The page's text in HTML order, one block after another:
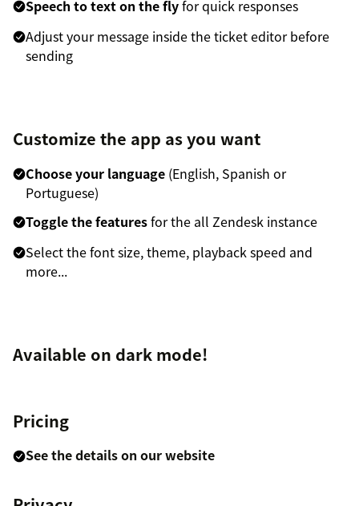
Speech to text on the flyfor quick responses
Adjust your message inside the ticket editor before
sending
Customize the app as you want
Choose your language (English, Spanish or
Portuguese)
Toggle the featuresfor the all Zendesk instance
Select the font size, theme, playback speed and
more...
Available on dark mode!
Pricing
See the details on our website